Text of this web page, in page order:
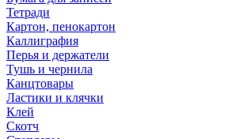
Тетради
Картон, пенокартон
Каллиграфия
Перья и держатели
Тушь и чернила
Канцтовары
Ластики и клячки
Клей
Скотч